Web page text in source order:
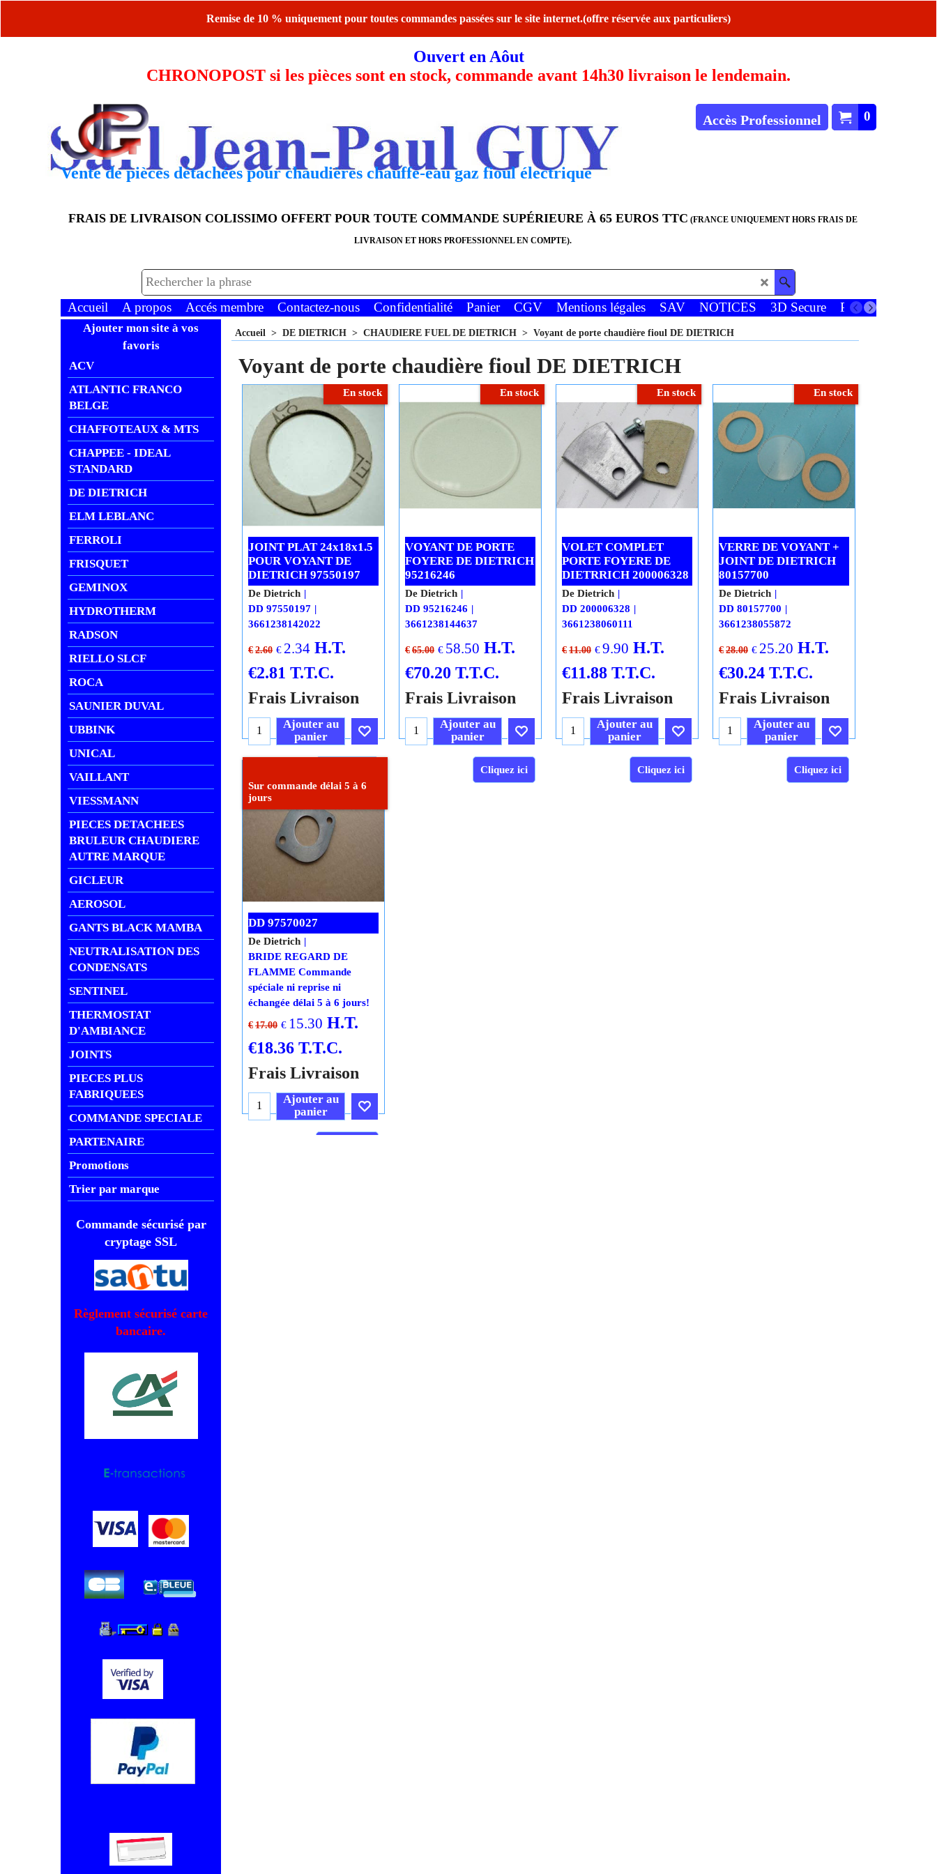
Remise de 10 % uniquement pour toutes commandes passées sur le site internet.(offre réservée aux particuliers)
Ouvert en Aôut
CHRONOPOST si les pièces sont en stock, commande avant 14h30 livraison le lendemain.
0
Accès Professionnel
Vente de pièces détachées pour chaudières chauffe-eau gaz fioul électrique
FRAIS DE LIVRAISON COLISSIMO OFFERT POUR TOUTE COMMANDE SUPÉRIEURE À 65 EUROS TTC (FRANCE UNIQUEMENT HORS FRAIS DE
LIVRAISON ET HORS PROFESSIONNEL EN COMPTE).
Accueil A propos Accés membre Contactez-nous Confidentialité Panier CGV Mentions légales SAV NOTICES 3D Secure Paiements
Ajouter mon site à vos
favoris
ACV
ATLANTIC FRANCO
BELGE
CHAFFOTEAUX & MTS
CHAPPEE - IDEAL
STANDARD
DE DIETRICH
ELM LEBLANC
FERROLI
FRISQUET
GEMINOX
HYDROTHERM
RADSON
RIELLO SLCF
ROCA
SAUNIER DUVAL
UBBINK
UNICAL
VAILLANT
VIESSMANN
PIECES DETACHEES
BRULEUR CHAUDIERE
AUTRE MARQUE
GICLEUR
AEROSOL
GANTS BLACK MAMBA
NEUTRALISATION DES
CONDENSATS
SENTINEL
THERMOSTAT
D'AMBIANCE
JOINTS
PIECES PLUS
FABRIQUEES
COMMANDE SPECIALE
PARTENAIRE
Promotions
Trier par marque
Commande sécurisé par
cryptage SSL
Règlement sécurisé carte
bancaire.
Accueil > DE DIETRICH > CHAUDIERE FUEL DE DIETRICH > Voyant de porte chaudière fioul DE DIETRICH
Voyant de porte chaudière fioul DE DIETRICH
En stock
JOINT PLAT 24x18x1.5
POUR VOYANT DE
DIETRICH 97550197
€ 2.60 € 2.34 H.T.
€2.81 T.T.C.
Frais Livraison
De Dietrich
DD 97550197
3661238142022
Ajouter au
panier
En stock
VOYANT DE PORTE
FOYERE DE DIETRICH
95216246
€ 65.00 € 58.50 H.T.
€70.20 T.T.C.
Frais Livraison
De Dietrich
DD 95216246
3661238144637
Ajouter au
panier
Cliquez ici
En stock
VOLET COMPLET
PORTE FOYERE DE
DIETRRICH 200006328
€ 11.00 €9.90 H.T.
€11.88 T.T.C.
Frais Livraison
De Dietrich
DD 200006328
3661238060111
Ajouter au
panier
Cliquez ici
En stock
VERRE DE VOYANT +
JOINT DE DIETRICH
80157700
€ 28.00 € 25.20 H.T.
€30.24 T.T.C.
Frais Livraison
De Dietrich
DD 80157700
3661238055872
Ajouter au
panier
Cliquez ici
Sur commande délai 5 à 6
DD 97570027
€ 17.00 € 15.30 H.T.
€18.36 T.T.C.
Frais Livraison
De Dietrich
BRIDE REGARD DE
FLAMME Commande
échangée délai 5 à 6 jours!